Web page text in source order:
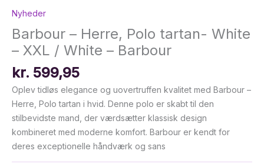
Nyheder
Barbour – Herre, Polo tartan- White
– XXL / White – Barbour
kr. 599,95
Oplev tidløs elegance og uovertruffen kvalitet med Barbour –
Herre, Polo tartan i hvid. Denne polo er skabt til den
stilbevidste mand, der værdsætter klassisk design
kombineret med moderne komfort. Barbour er kendt for
deres exceptionelle håndværk og sans